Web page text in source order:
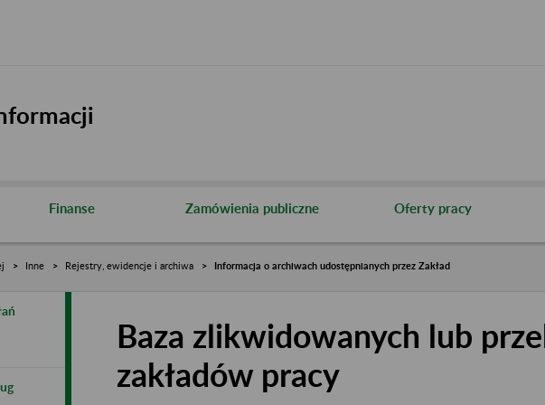
Finanse Zamówienia publiczne Oferty pracy
Inne Rejestry, ewidencje i archiwa Informacja o archiwach udostępnianych przez Zakład
Baza zlikwidowanych lub
zakładów pracy